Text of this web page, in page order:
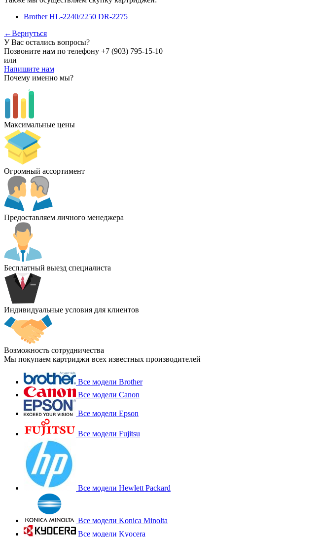
Brother HL-2240/2250 DR-2275
←Вернуться
У Вас остались вопросы?
Позвоните нам по телефону +7 (903) 795-15-10
или
Напишите нам
Почему именно мы?
Максимальные цены
Огромный ассортимент
Предоставляем личного менеджера
Бесплатный выезд специалиста
Индивидуальные условия для клиентов
Возможность сотрудничества
Мы покупаем картриджи всех известных производителей
Все модели Brother
Все модели Canon
Все модели Epson
Все модели Fujitsu
Все модели Hewlett Packard
Все модели Konica Minolta
Все модели Kyocera